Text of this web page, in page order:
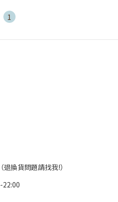
1
換貨問題請找我!）
22:00